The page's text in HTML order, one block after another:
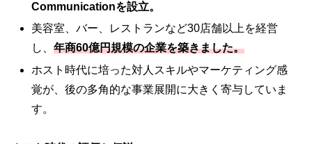
Communicationを設立。
美容室、バー、レストランなど30店舗以上を経営
し、年商60億円規模の企業を築きました。
ホスト時代に培った対人スキルやマーケティング感
覚が、後の多角的な事業展開に大きく寄与していま
す。